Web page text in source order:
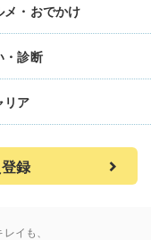
メ・おでかけ
・診断
リア
録
イも、